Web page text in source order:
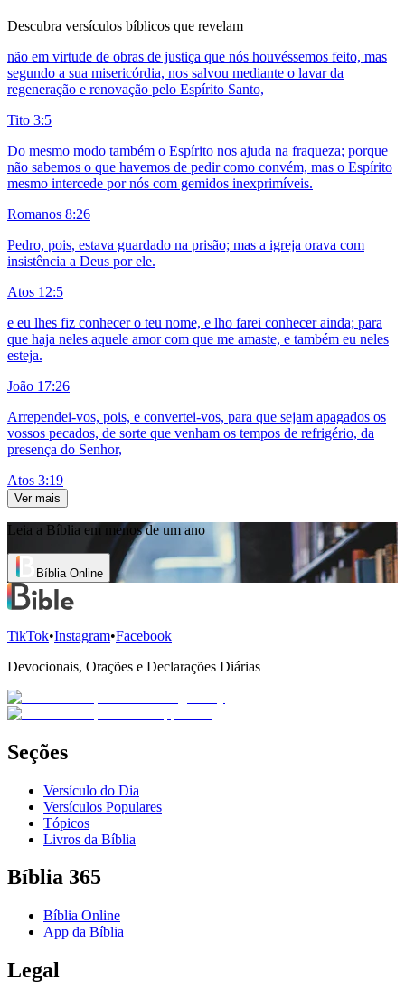
Descubra versículos bíblicos que revelam
não em virtude de obras de justiça que nós houvéssemos feito, mas
segundo a sua misericórdia, nos salvou mediante o lavar da
regeneração e renovação pelo Espírito Santo,
Tito 3:5
Do mesmo modo também o Espírito nos ajuda na fraqueza; porque
não sabemos o que havemos de pedir como convém, mas o Espírito
mesmo intercede por nós com gemidos inexprimíveis.
Romanos 8:26
Pedro, pois, estava guardado na prisão; mas a igreja orava com
insistência a Deus por ele.
Atos 12:5
e eu lhes fiz conhecer o teu nome, e lho farei conhecer ainda; para
que haja neles aquele amor com que me amaste, e também eu neles
esteja.
João 17:26
Arrependei-vos, pois, e convertei-vos, para que sejam apagados os
vossos pecados, de sorte que venham os tempos de refrigério, da
presença do Senhor,
Atos 3:19
Ver mais
Leia a Bíblia em menos de um ano
Bíblia Online
TikTok•Instagram•Facebook
Devocionais, Orações e Declarações Diárias
Seções
Versículo do Dia
Versículos Populares
Tópicos
Livros da Bíblia
Bíblia 365
Bíblia Online
App da Bíblia
Legal